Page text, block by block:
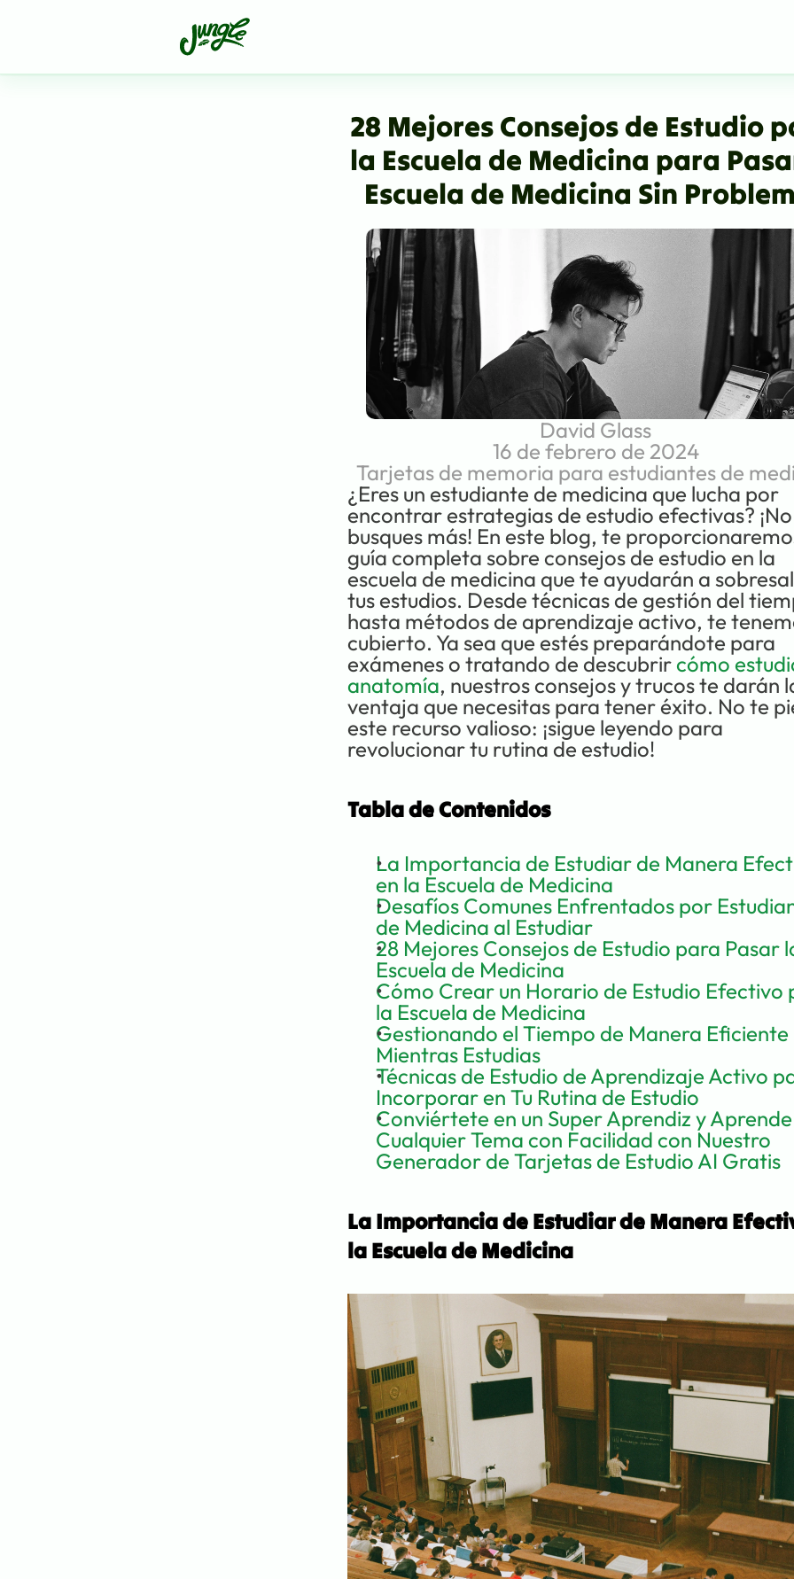
28 Mejores Consejos de Estudio
la Escuela de Medicina para
Escuela de Medicina Sin
David Glass
16 de febrero de 2024
Tarjetas de memoria para estudiantes de
¿Eres un estudiante de medicina que lucha por
encontrar estrategias de estudio efectivas? ¡No
busques más! En este blog, te
guía completa sobre consejos de estudio en la
escuela de medicina que te ayudarán a
tus estudios. Desde técnicas de gestión del
hasta métodos de aprendizaje activo, te
cubierto. Ya sea que estés preparándote para
exámenes o tratando de descubrir cómo
anatomía, nuestros consejos y trucos te darán
ventaja que necesitas para tener éxito. No te
este recurso valioso: ¡sigue leyendo para
revolucionar tu rutina de estudio!
Tabla de Contenidos
La Importancia de Estudiar de Manera
en la Escuela de Medicina
Desafíos Comunes Enfrentados por
de Medicina al Estudiar
28 Mejores Consejos de Estudio para Pasar
Escuela de Medicina
Cómo Crear un Horario de Estudio Efectivo
la Escuela de Medicina
Gestionando el Tiempo de Manera Eficiente
Mientras Estudias
Técnicas de Estudio de Aprendizaje Activo
Incorporar en Tu Rutina de Estudio
Conviértete en un Super Aprendiz y Aprende
Cualquier Tema con Facilidad con Nuestro
Generador de Tarjetas de Estudio AI Gratis
La Importancia de Estudiar de Manera
la Escuela de Medicina